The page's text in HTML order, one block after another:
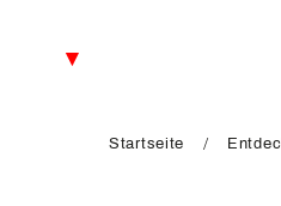
Startseite